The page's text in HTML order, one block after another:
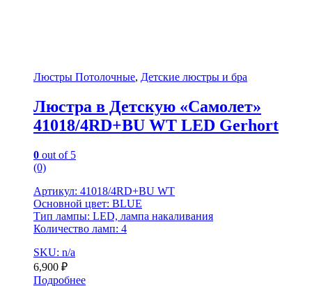
Люстры Потолочные, Детские люстры и бра
Люстра в Детскую «Самолет»
41018/4RD+BU WT LED Gerhort
0 out of 5
(0)
Артикул: 41018/4RD+BU WT
Основной цвет: BLUE
Тип лампы: LED, лампа накаливания
Количество ламп: 4
SKU: n/a
6,900 ₽
Подробнее